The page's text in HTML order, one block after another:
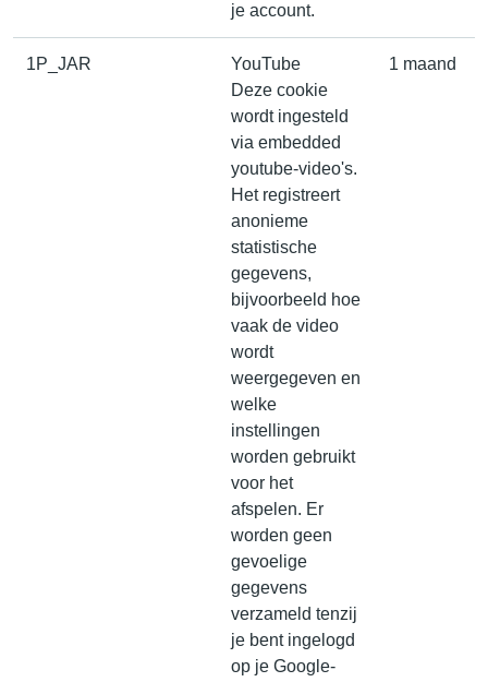
je account.
1P_JAR
YouTube
Deze cookie
wordt ingesteld
via embedded
youtube-video's.
Het registreert
anonieme
statistische
gegevens,
bijvoorbeeld hoe
vaak de video
wordt
weergegeven en
welke
instellingen
worden gebruikt
voor het
afspelen. Er
worden geen
gevoelige
gegevens
verzameld tenzij
je bent ingelogd
op je Google-
1 maand